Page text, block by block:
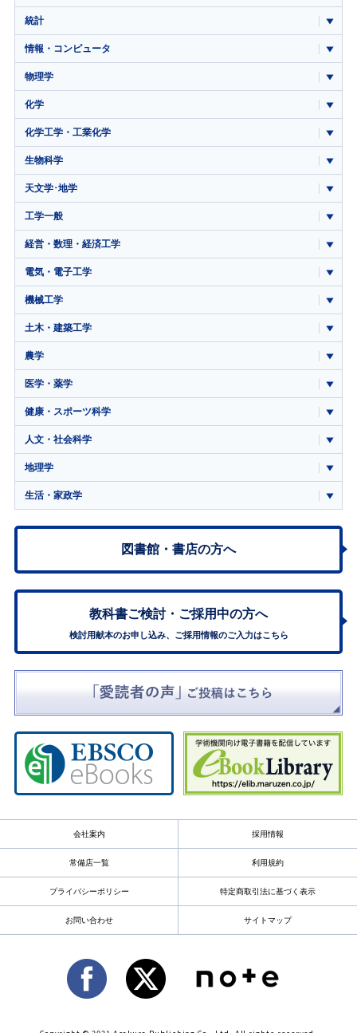
統計
情報・コンピュータ
物理学
化学
化学工学・工業化学
生物科学
天文学･地学
工学一般
経営・数理・経済工学
電気・電子工学
機械工学
土木・建築工学
農学
医学・薬学
健康・スポーツ科学
人文・社会科学
地理学
生活・家政学
図書館・書店の方へ
教科書ご検討・ ご採用中の方へ
検討用献本のお申し込み、ご採用情報のご入力はこちら
会社案内 採用情報
常備店一覧 利用規約
プライバシーポリシー 特定商取引法に基づく表示
お問い合わせ サイトマップ